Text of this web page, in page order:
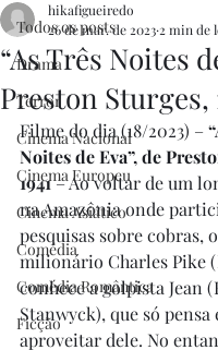
Todos os posts
Drama
Terror
Cinema Nacional
Cinema Europeu
Cinema Asiático
Comédia
Comédia Romântica
Ficção
“As Três Noites
Preston Sturges,
hikafigueiredo
26 de mar. de 2023 2 min de
Filme do dia (18/2023) –
Noites de Eva”, de
1941 – Ao voltar de um
na Amazônia onde
pesquisas sobre cobras,
milionário Charles Pike
conhece a golpista Jean
Stanwyck), que só pensa
aproveitar dele. No